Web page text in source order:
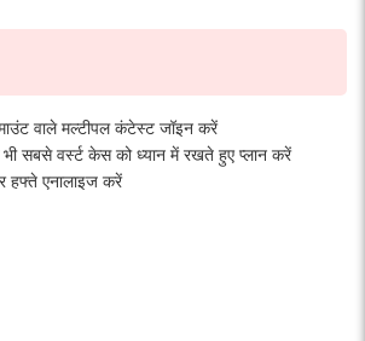
वाले मल्टीपल कंटेस्ट जॉइन करें
सबसे वर्स्ट केस को ध्यान में रखते हुए प्लान करें
हफ्ते एनालाइज करें